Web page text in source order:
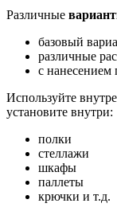
Различные
базовый
различные
с нанесением
Используйте
установите внутри:
полки
стеллажи
шкафы
паллеты
крючки и т.д.